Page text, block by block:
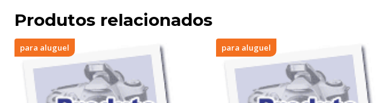
Produtos relacionados
para aluguel para aluguel